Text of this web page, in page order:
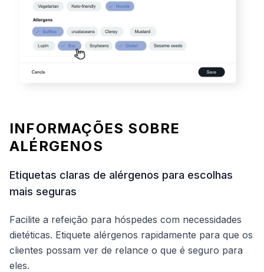
INFORMAÇÕES SOBRE
ALÉRGENOS
Etiquetas claras de alérgenos para escolhas
mais seguras
Facilite a refeição para hóspedes com necessidades
dietéticas. Etiquete alérgenos rapidamente para que os
clientes possam ver de relance o que é seguro para
eles.